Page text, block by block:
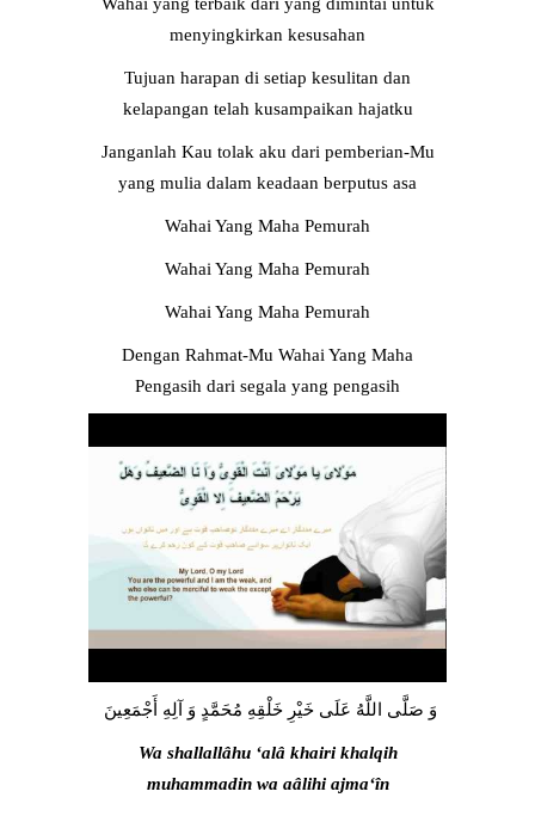
menyingkirkan kesusahan
Tujuan harapan di setiap kesulitan dan
kelapangan telah kusampaikan hajatku
Janganlah Kau tolak aku dari pemberian-Mu
yang mulia dalam keadaan berputus asa
Wahai Yang Maha Pemurah
Wahai Yang Maha Pemurah
Wahai Yang Maha Pemurah
Dengan Rahmat-Mu Wahai Yang Maha
Pengasih dari segala yang pengasih
وَ صَلَّى اللَّهُ عَلَى خَيْرِ خَلْقِهِ مُحَمَّدٍ وَ آلِهِ أَجْمَعِينَ
Wa shallallâhu ‘alâ khairi khalqih
muhammadin wa aâlihi ajma‘în